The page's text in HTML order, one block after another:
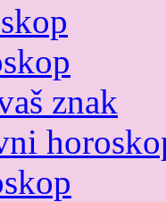
znak